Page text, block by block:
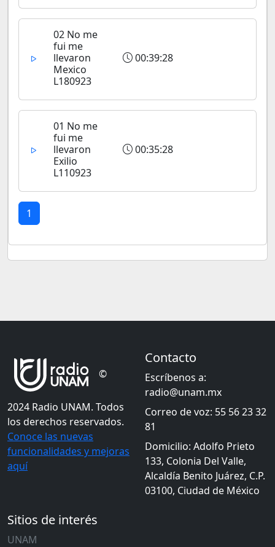
02 No me
fui me
llevaron
Mexico
L180923
00:39:28
01 No me
fui me
llevaron
Exilio
L110923
00:35:28
1
©
2024 Radio UNAM. Todos
los derechos reservados.
Conoce las nuevas
funcionalidades y mejoras
aquí
Contacto
Escríbenos a:
radio@unam.mx
Correo de voz: 55 56 23 32
81
Domicilio: Adolfo Prieto
133, Colonia Del Valle,
Alcaldía Benito Juárez, C.P.
03100, Ciudad de México
Sitios de interés
UNAM